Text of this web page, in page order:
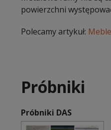
powierzchni
Polecamy artykuł:
Próbniki
Próbniki DAS